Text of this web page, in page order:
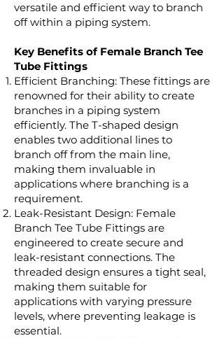
versatile and efficient way to branch
off within a piping system.
Key Benefits of Female Branch Tee
Tube Fittings
Efficient Branching: These fittings are
renowned for their ability to create
branches in a piping system
efficiently. The T-shaped design
enables two additional lines to
branch off from the main line,
making them invaluable in
applications where branching is a
requirement.
Leak-Resistant Design: Female
Branch Tee Tube Fittings are
engineered to create secure and
leak-resistant connections. The
threaded design ensures a tight seal,
making them suitable for
applications with varying pressure
levels, where preventing leakage is
essential.